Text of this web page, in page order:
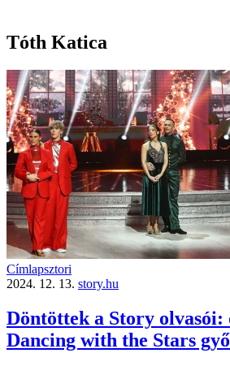
Tóth Katica
Címlapsztori
2024. 12. 13. story.hu
Döntöttek a Story
Dancing with the Stars